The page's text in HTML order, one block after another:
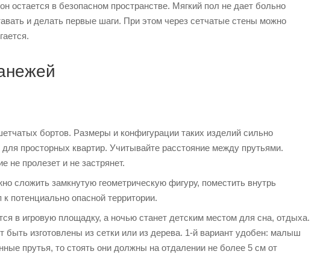
остается в безопасном пространстве. Мягкий пол не дает больно
и делать первые шаги. При этом через сетчатые стены можно
бортов. Размеры и конфигурации таких изделий сильно
просторных квартир. Учитывайте расстояние между прутьями.
не пролезет и не застрянет.
сложить замкнутую геометрическую фигуру, поместить внутрь
потенциально опасной территории.
в игровую площадку, а ночью станет детским местом для сна, отдыха.
изготовлены из сетки или из дерева. 1-й вариант удобен: малыш
прутья, то стоять они должны на отдалении не более 5 см от